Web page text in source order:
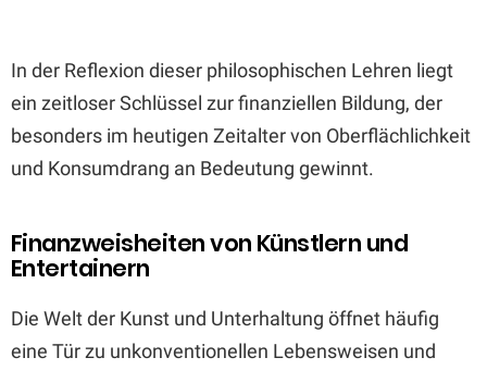
In der Reflexion dieser philosophischen Lehren liegt
ein zeitloser Schlüssel zur finanziellen Bildung, der
besonders im heutigen Zeitalter von Oberflächlichkeit
und Konsumdrang an Bedeutung gewinnt.
Finanzweisheiten von Künstlern und
Entertainern
Die Welt der Kunst und Unterhaltung öffnet häufig
eine Tür zu unkonventionellen Lebensweisen und